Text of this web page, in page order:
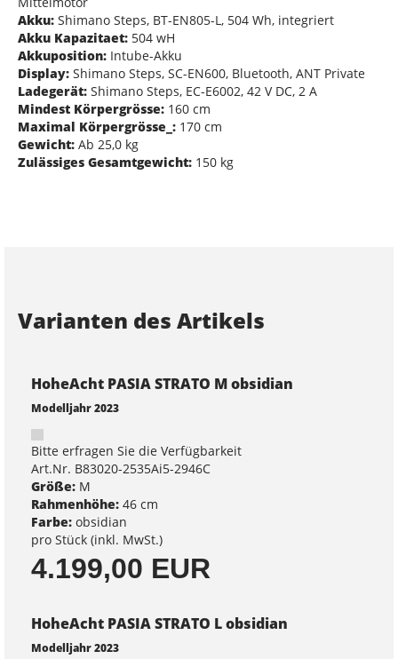
Akku: Shimano Steps, BT-EN805-L, 504 Wh, integriert
Akku Kapazitaet: 504 wH
Akkuposition: Intube-Akku
Display: Shimano Steps, SC-EN600, Bluetooth, ANT Private
Ladegerät: Shimano Steps, EC-E6002, 42 V DC, 2 A
Mindest Körpergrösse: 160 cm
Maximal Körpergrösse_: 170 cm
Gewicht: Ab 25,0 kg
Zulässiges Gesamtgewicht: 150 kg
Varianten des Artikels
HoheAcht PASIA STRATO M obsidian
Modelljahr 2023
Bitte erfragen Sie die Verfügbarkeit
Art.Nr. B83020-2535Ai5-2946C
Größe: M
Rahmenhöhe: 46 cm
Farbe: obsidian
pro Stück (inkl. MwSt.)
4.199,00 EUR
HoheAcht PASIA STRATO L obsidian
Modelljahr 2023